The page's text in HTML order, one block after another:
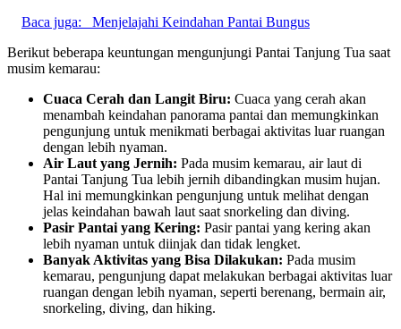
Baca juga:
Menjelajahi Keindahan Pantai Bungus
Berikut beberapa keuntungan mengunjungi Pantai Tanjung Tua saat
musim kemarau:
Cuaca Cerah dan Langit Biru: Cuaca yang cerah akan
menambah keindahan panorama pantai dan memungkinkan
pengunjung untuk menikmati berbagai aktivitas luar ruangan
dengan lebih nyaman.
Air Laut yang Jernih: Pada musim kemarau, air laut di
Pantai Tanjung Tua lebih jernih dibandingkan musim hujan.
Hal ini memungkinkan pengunjung untuk melihat dengan
jelas keindahan bawah laut saat snorkeling dan diving.
Pasir Pantai yang Kering: Pasir pantai yang kering akan
lebih nyaman untuk diinjak dan tidak lengket.
Banyak Aktivitas yang Bisa Dilakukan: Pada musim
kemarau, pengunjung dapat melakukan berbagai aktivitas luar
ruangan dengan lebih nyaman, seperti berenang, bermain air,
snorkeling, diving, dan hiking.